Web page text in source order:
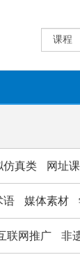
仿真类 网址
语 媒体素材
联网推广 非